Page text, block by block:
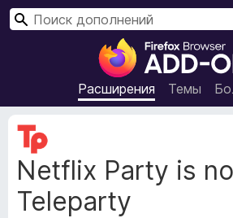
Д
о
п
о
е
н
Расширения Темы
П
Netflix Party is
Teleparty
М
е
т
а
д